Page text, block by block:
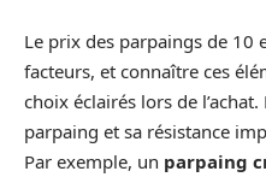
Le prix des parpaings de 10
facteurs, et connaître ces
choix éclairés lors de
parpaing et sa résistance
Par exemple, un parpaing